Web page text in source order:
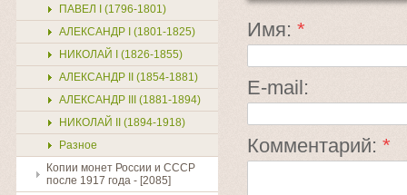
ПАВЕЛ I (1796-1801)
АЛЕКСАНДР I (1801-1825)
НИКОЛАЙ I (1826-1855)
АЛЕКСАНДР II (1854-1881)
АЛЕКСАНДР III (1881-1894)
НИКОЛАЙ II (1894-1918)
Разное
Копии монет России и СССР
после 1917 года - [2085]
Имя: *
E-mail:
Комментарий: *